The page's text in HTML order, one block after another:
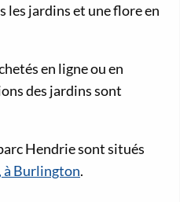
les jardins et une flore en
en ligne ou en
des jardins sont
Hendrie sont situés
à Burlington.